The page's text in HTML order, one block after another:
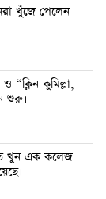
খুঁজে পেলেন
“ক্লিন কুমিল্লা,
শুরু।
খুন এক কলেজ